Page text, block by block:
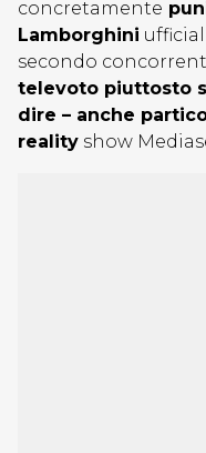
concretamente
Lamborghini
secondo
televoto piuttosto
dire – anche
reality show